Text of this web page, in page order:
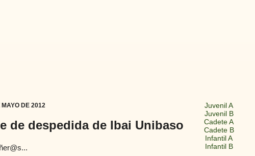
Juvenil A
Juvenil B
Cadete A
Cadete B
Infantil A
Infantil B
MAYO DE 2012
de despedida de Ibai Unibaso